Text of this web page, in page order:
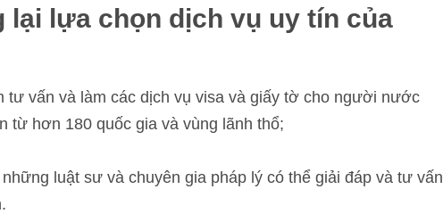
lại lựa chọn dịch vụ uy tín của
tư vấn và làm các dịch vụ visa và giấy tờ cho người nước
từ hơn 180 quốc gia và vùng lãnh thổ;
luật sư và chuyên gia pháp lý có thể giải đáp và tư vấn